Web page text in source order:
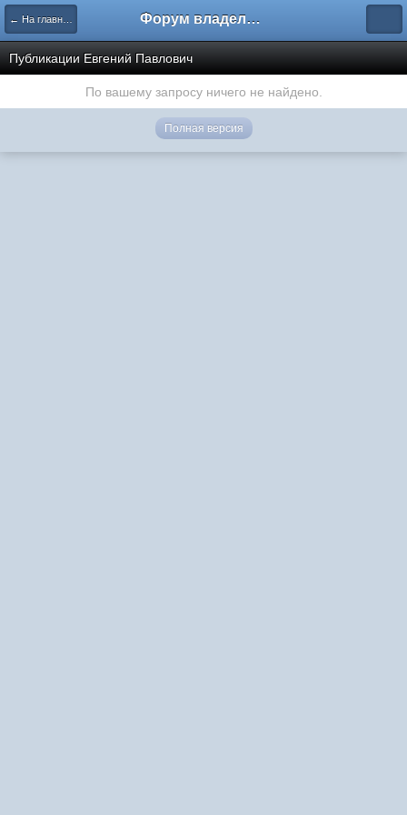
← На главную Форум владельцев интернет-магазинов
Публикации Евгений Павлович
По вашему запросу ничего не найдено.
Полная версия